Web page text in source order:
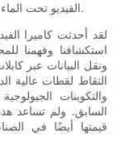
الفيديو تحت الماء هذه مع الكابلات التي تطلق العنان لإمكاناتها حقًا.
لقد أحدثت كاميرا
استكشافنا وفهمنا
ونقل البيانات عبر
التقاط لقطات عالية
والتكوينات
السابق. ولم تساعد
قيمتها أيضًا في